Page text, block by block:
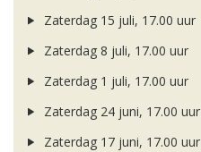
Zaterdag 15 juli, 17.00 uur
Zaterdag 8 juli, 17.00 uur
Zaterdag 1 juli, 17.00 uur
Zaterdag 24 juni, 17.00 uur
Zaterdag 17 juni, 17.00 uur